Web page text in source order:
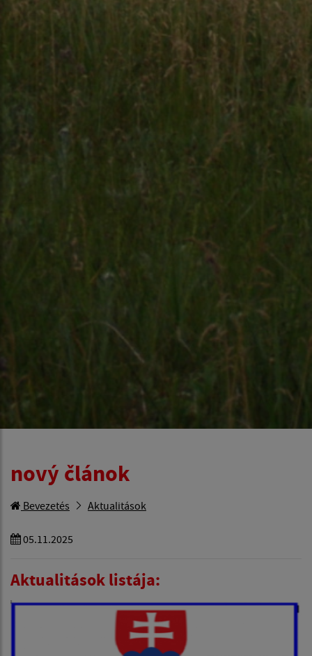
nový článok
Bevezetés Aktualitások
05.11.2025
Aktualitások listája: